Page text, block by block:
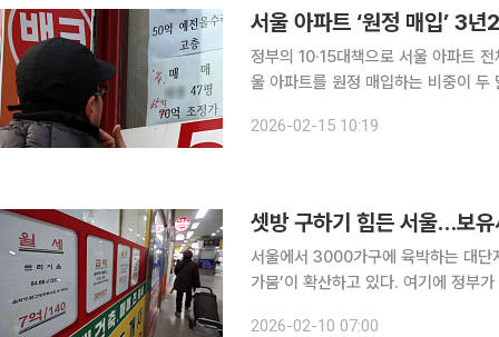
서울 아파트 ‘원정 매입’ 3
정부의 10·15대책으로 서울 아파트
울 아파트를 원정 매입하는 비중이 두 달 연속 감소
아파트를 매입한 경우는 전체 거래량
2026-02-15 10:19
셋방 구하기 힘든 서울…보
서울에서 3000가구에 육박하는 대단
가뭄’이 확산하고 있다. 여기에 정부
2026-02-10 07:00